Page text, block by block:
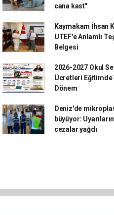
cana kast"
Kaymakam İhsan
UTEF'e Anlamlı
Belgesi
2026-2027 Okul
Ücretleri Eğitimde
Dönem
Deniz'de
büyüyor:
cezalar yağdı